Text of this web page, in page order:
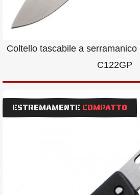
Coltello tascabile a
C122GP
ESTREMAMENTE COMPATTO